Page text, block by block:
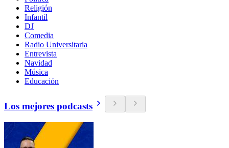
Religión
Infantil
DJ
Comedia
Radio Universitaria
Entrevista
Navidad
Música
Educación
Los mejores podcasts